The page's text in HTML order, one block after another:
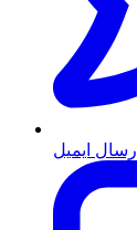
ارسال ایمیل